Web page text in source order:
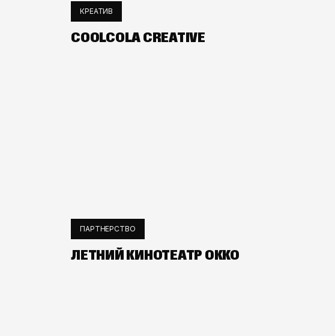
КРЕАТИВ
COOLCOLA CREATIVE
ПАРТНЕРСТВО
ЛЕТНИЙ КИНОТЕАТР ОККО